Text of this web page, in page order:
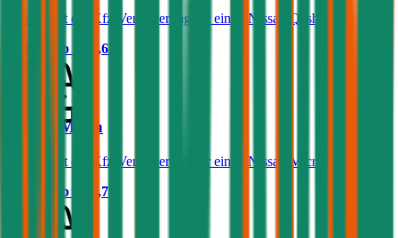
Was kostet die Kfz-Versicherung für einen Nissan Qashqai?
Prämie ab
€ 62,67
Nissan Micra
Was kostet die Kfz-Versicherung für einen Nissan Micra?
Prämie ab
€ 33,75